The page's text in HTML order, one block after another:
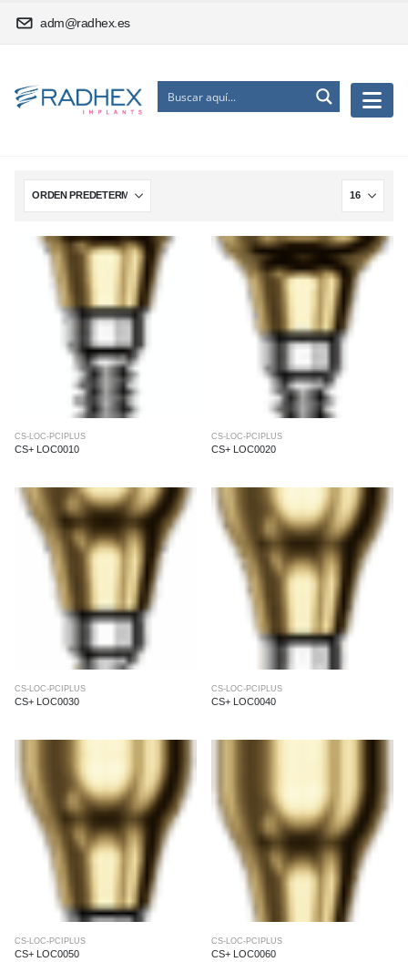
adm@radhex.es
CS-LOC-PCIPLUS
CS+ LOC0010
CS-LOC-PCIPLUS
CS+ LOC0020
CS-LOC-PCIPLUS
CS+ LOC0030
CS-LOC-PCIPLUS
CS+ LOC0040
CS-LOC-PCIPLUS
CS+ LOC0050
CS-LOC-PCIPLUS
CS+ LOC0060